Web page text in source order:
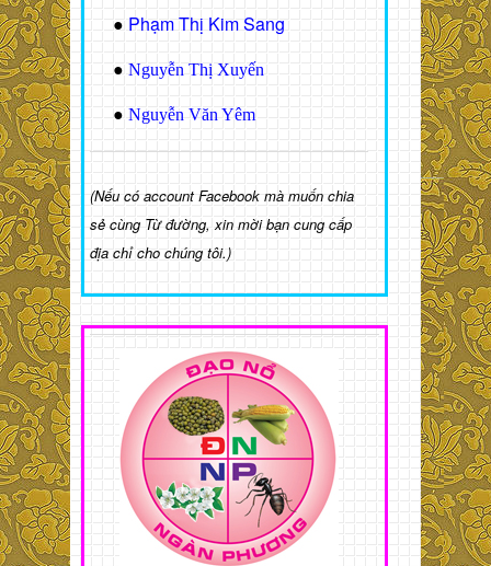
● Phạm Thị Kim Sang
● Nguyễn Thị Xuyến
● Nguyễn Văn Yêm
(Nếu có account Facebook mà muốn chia
sẻ cùng Từ đường, xin mời bạn cung cấp
địa chỉ cho chúng tôi.)